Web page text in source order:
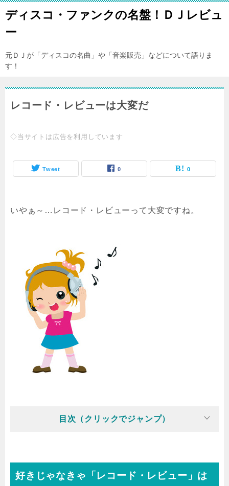
ディスコ・ファンクの名盤！ＤＪレビュ
ー
元ＤＪが「ディスコの名曲」や「音楽販売」などについて語りま
す！
レコード・レビューは大変だ
◇当サイトは広告を利用しています
Tweet 0 0
いやぁ～…レコード・レビューって大変ですね。
目次（クリックでジャンプ）
好きじゃなきゃ「レコード・レビュー」は